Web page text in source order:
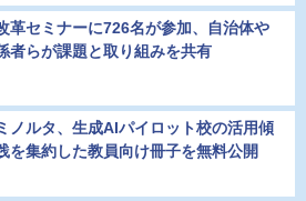
革セミナーに726名が参加、自治体や
者らが課題と取り組みを共有
ノルタ、生成AIパイロット校の活用傾
を集約した教員向け冊子を無料公開